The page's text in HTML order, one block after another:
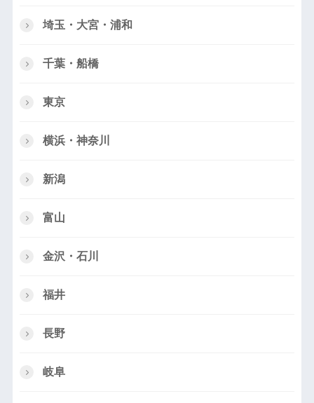
埼玉・大宮・浦和
千葉・船橋
東京
横浜・神奈川
新潟
富山
金沢・石川
福井
長野
岐阜